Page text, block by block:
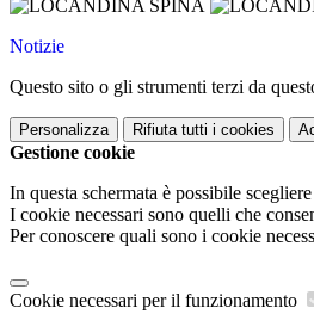
Notizie
Questo sito o gli strumenti terzi da
Personalizza Rifiuta tutti i cookies
Gestione cookie
In questa schermata è possibile
I cookie necessari sono quelli che
Per conoscere quali sono i cookie
Cookie necessari per il funzionamento